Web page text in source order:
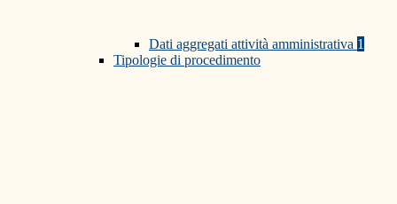
Dati aggregati attività amministrativa 1
Tipologie di procedimento